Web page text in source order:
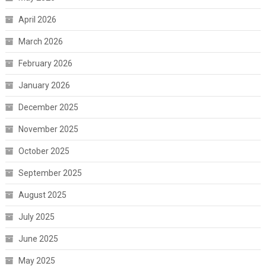
April 2026
March 2026
February 2026
January 2026
December 2025
November 2025
October 2025
September 2025
August 2025
July 2025
June 2025
May 2025